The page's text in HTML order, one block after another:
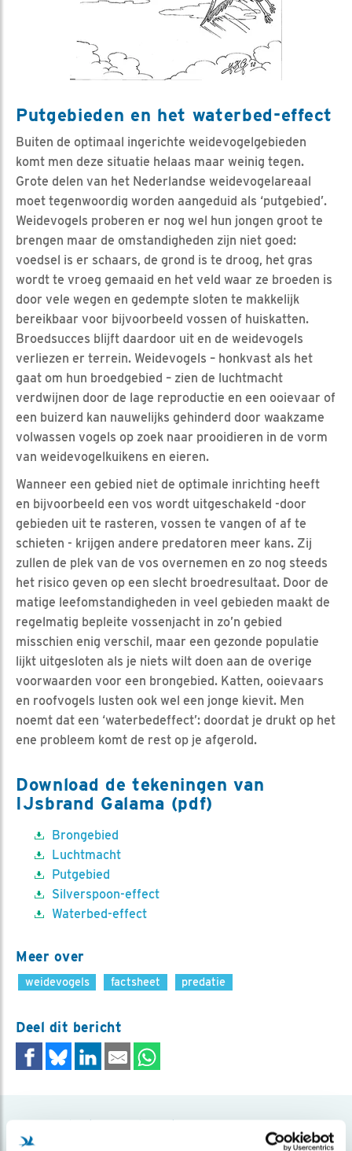
Putgebieden en het waterbed-effect
Buiten de optimaal ingerichte weidevogelgebieden
komt men deze situatie helaas maar weinig tegen.
Grote delen van het Nederlandse weidevogelareaal
moet tegenwoordig worden aangeduid als ‘putgebied’.
Weidevogels proberen er nog wel hun jongen groot te
brengen maar de omstandigheden zijn niet goed:
voedsel is er schaars, de grond is te droog, het gras
wordt te vroeg gemaaid en het veld waar ze broeden is
door vele wegen en gedempte sloten te makkelijk
bereikbaar voor bijvoorbeeld vossen of huiskatten.
Broedsucces blijft daardoor uit en de weidevogels
verliezen er terrein. Weidevogels – honkvast als het
gaat om hun broedgebied – zien de luchtmacht
verdwijnen door de lage reproductie en een ooievaar of
een buizerd kan nauwelijks gehinderd door waakzame
volwassen vogels op zoek naar prooidieren in de vorm
van weidevogelkuikens en eieren.
Wanneer een gebied niet de optimale inrichting heeft
en bijvoorbeeld een vos wordt uitgeschakeld -door
gebieden uit te rasteren, vossen te vangen of af te
schieten - krijgen andere predatoren meer kans. Zij
zullen de plek van de vos overnemen en zo nog steeds
het risico geven op een slecht broedresultaat. Door de
matige leefomstandigheden in veel gebieden maakt de
regelmatig bepleite vossenjacht in zo’n gebied
misschien enig verschil, maar een gezonde populatie
lijkt uitgesloten als je niets wilt doen aan de overige
voorwaarden voor een brongebied. Katten, ooievaars
en roofvogels lusten ook wel een jonge kievit. Men
noemt dat een ‘waterbedeffect’: doordat je drukt op het
ene probleem komt de rest op je afgerold.
Download de tekeningen van
IJsbrand Galama (pdf)
Brongebied
Luchtmacht
Putgebied
Silverspoon-effect
Waterbed-effect
Meer over
weidevogels factsheet predatie
Deel dit bericht
Gerelateerde items